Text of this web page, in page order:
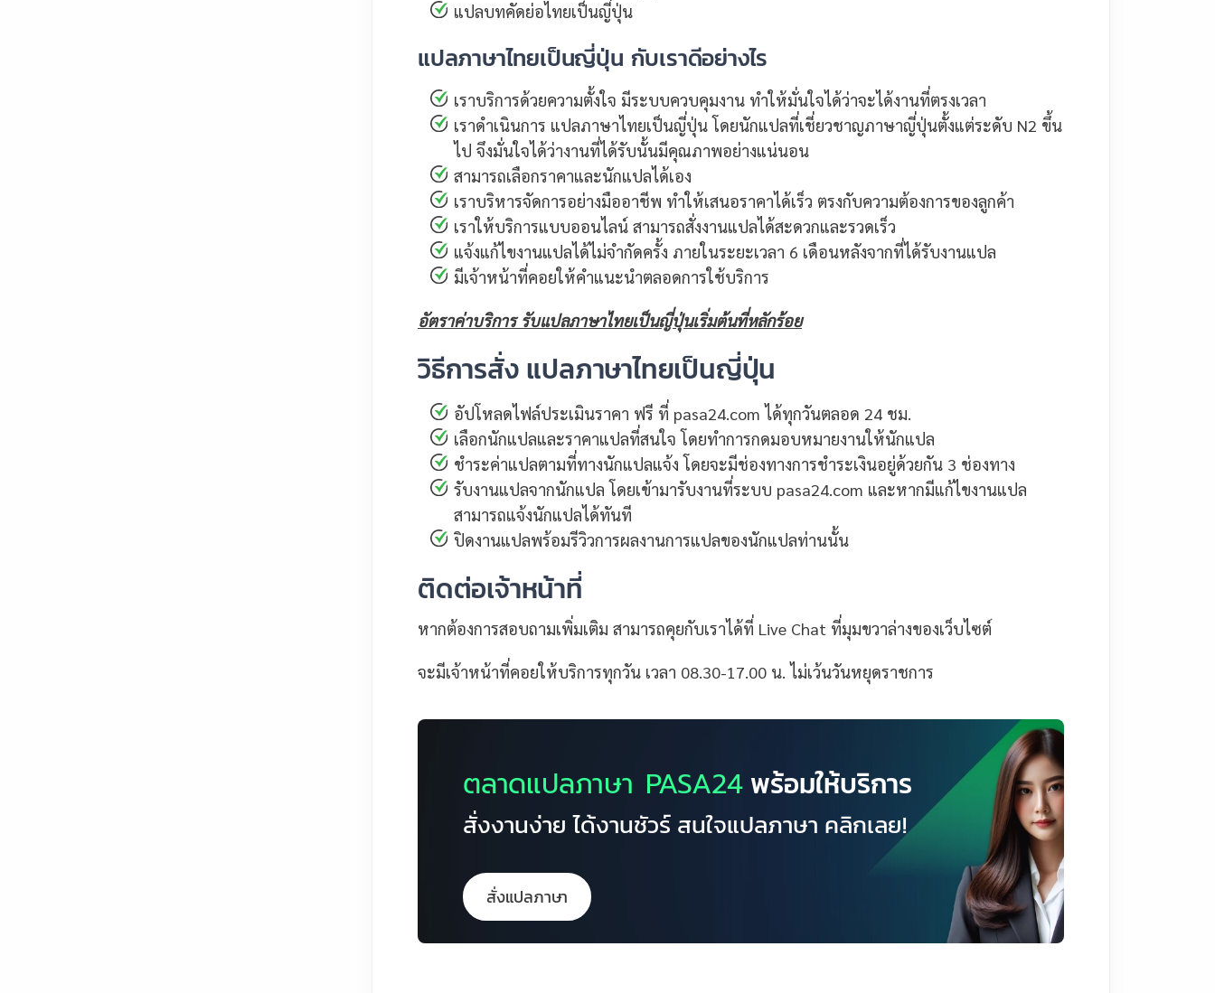
แปลบทคัดย่อไทยเป็นญี่ปุ่น
แปลภาษาไทยเป็นญี่ปุ่น กับเราดีอย่างไร
เราบริการด้วยความตั้งใจ มีระบบควบคุมงาน ทำให้มั่นใจได้ว่าจะได้งานที่ตรงเวลา
เราดำเนินการ แปลภาษาไทยเป็นญี่ปุ่น โดยนักแปลที่เชี่ยวชาญภาษาญี่ปุ่นตั้งแต่ระดับ N2 ขึ้น
ไป จึงมั่นใจได้ว่างานที่ได้รับนั้นมีคุณภาพอย่างแน่นอน
สามารถเลือกราคาและนักแปลได้เอง
เราบริหารจัดการอย่างมืออาชีพ ทำให้เสนอราคาได้เร็ว ตรงกับความต้องการของลูกค้า
เราให้บริการแบบออนไลน์ สามารถสั่งงานแปลได้สะดวกและรวดเร็ว
แจ้งแก้ไขงานแปลได้ไม่จำกัดครั้ง ภายในระยะเวลา 6 เดือนหลังจากที่ได้รับงานแปล
มีเจ้าหน้าที่คอยให้คำแนะนำตลอดการใช้บริการ
อัตราค่าบริการ รับแปลภาษาไทยเป็นญี่ปุ่นเริ่มต้นที่หลักร้อย
วิธีการสั่ง แปลภาษาไทยเป็นญี่ปุ่น
อัปโหลดไฟล์ประเมินราคา ฟรี ที่ pasa24.com ได้ทุกวันตลอด 24 ชม.
เลือกนักแปลและราคาแปลที่สนใจ โดยทำการกดมอบหมายงานให้นักแปล
ชำระค่าแปลตามที่ทางนักแปลแจ้ง โดยจะมีช่องทางการชำระเงินอยู่ด้วยกัน 3 ช่องทาง
รับงานแปลจากนักแปล โดยเข้ามารับงานที่ระบบ pasa24.com และหากมีแก้ไขงานแปล
สามารถแจ้งนักแปลได้ทันที
ปิดงานแปลพร้อมรีวิวการผลงานการแปลของนักแปลท่านนั้น
ติดต่อเจ้าหน้าที่
หากต้องการสอบถามเพิ่มเติม สามารถคุยกับเราได้ที่ Live Chat ที่มุมขวาล่างของเว็บไซต์
จะมีเจ้าหน้าที่คอยให้บริการทุกวัน เวลา 08.30-17.00 น. ไม่เว้นวันหยุดราชการ
ตลาดแปลภาษา PASA24พร้อมให้บริการ
สั่งงานง่าย ได้งานชัวร์ สนใจแปลภาษา คลิกเลย!
สั่งแปลภาษา